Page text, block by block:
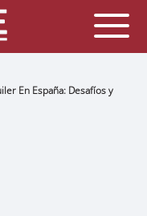
En España: Desafíos y